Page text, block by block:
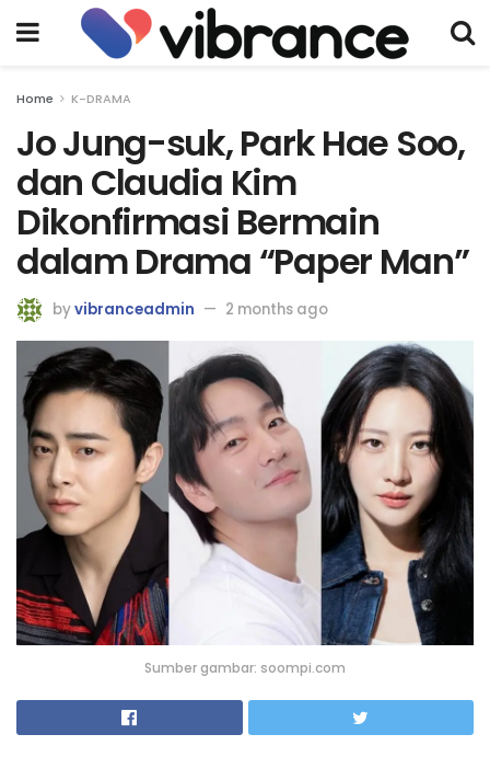
Home K-DRAMA
Jo Jung-suk, Park Hae Soo,
dan Claudia Kim
Dikonfirmasi Bermain
dalam Drama “Paper Man”
byvibranceadmin 2 months ago
Sumber gambar: soompi.com